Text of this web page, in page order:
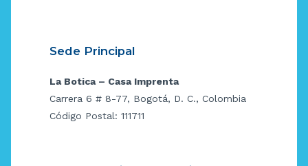
Sede Principal
La Botica – Casa Imprenta
Carrera 6 # 8-77, Bogotá, D. C., Colombia
Código Postal: 111711